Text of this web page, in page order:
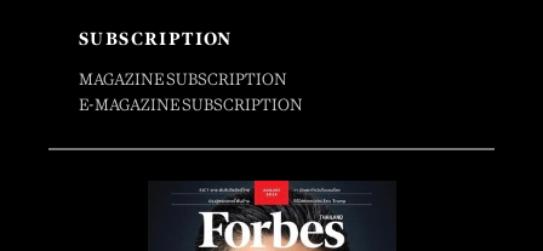
SUBSCRIPTION
MAGAZINE SUBSCRIPTION
E-MAGAZINE SUBSCRIPTION